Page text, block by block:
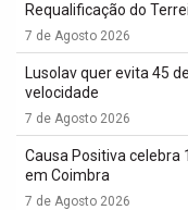
Requalificação do
7 de Agosto 2026
Lusolav quer evita 45
velocidade
7 de Agosto 2026
Causa Positiva celebra
em Coimbra
7 de Agosto 2026